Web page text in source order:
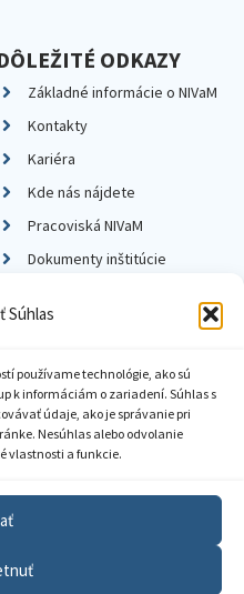
Súhlas
používame technológie, ako sú
k informáciám o zariadení. Súhlas s
údaje, ako je správanie pri
Nesúhlas alebo odvolanie
vlastnosti a funkcie.
ODKAZY
Základné informácie o NIVaM
Kontakty
Kariéra
Kde nás nájdete
Pracoviská NIVaM
Dokumenty inštitúcie
súkromia
informácií